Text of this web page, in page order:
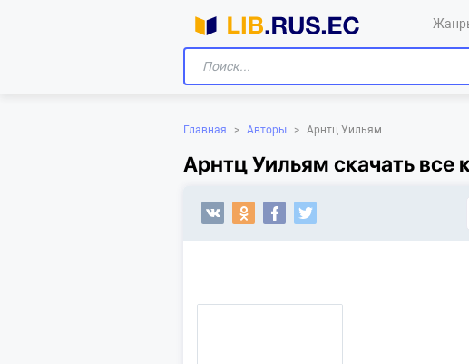
Главная > Авторы > Арнтц Уильям
Арнтц Уильям скачать все